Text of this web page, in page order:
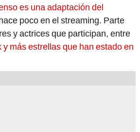
es una adaptación del
poco en el streaming. Parte
y actrices que participan, entre
más estrellas que han estado en